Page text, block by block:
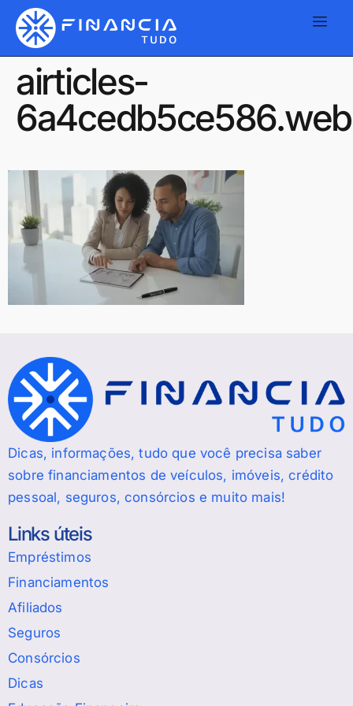
airticles-
Dicas, informações, tudo que você precisa saber
sobre financiamentos de veículos, imóveis, crédito
pessoal, seguros, consórcios e muito mais!
Links úteis
Empréstimos
Financiamentos
Afiliados
Seguros
Consórcios
Dicas